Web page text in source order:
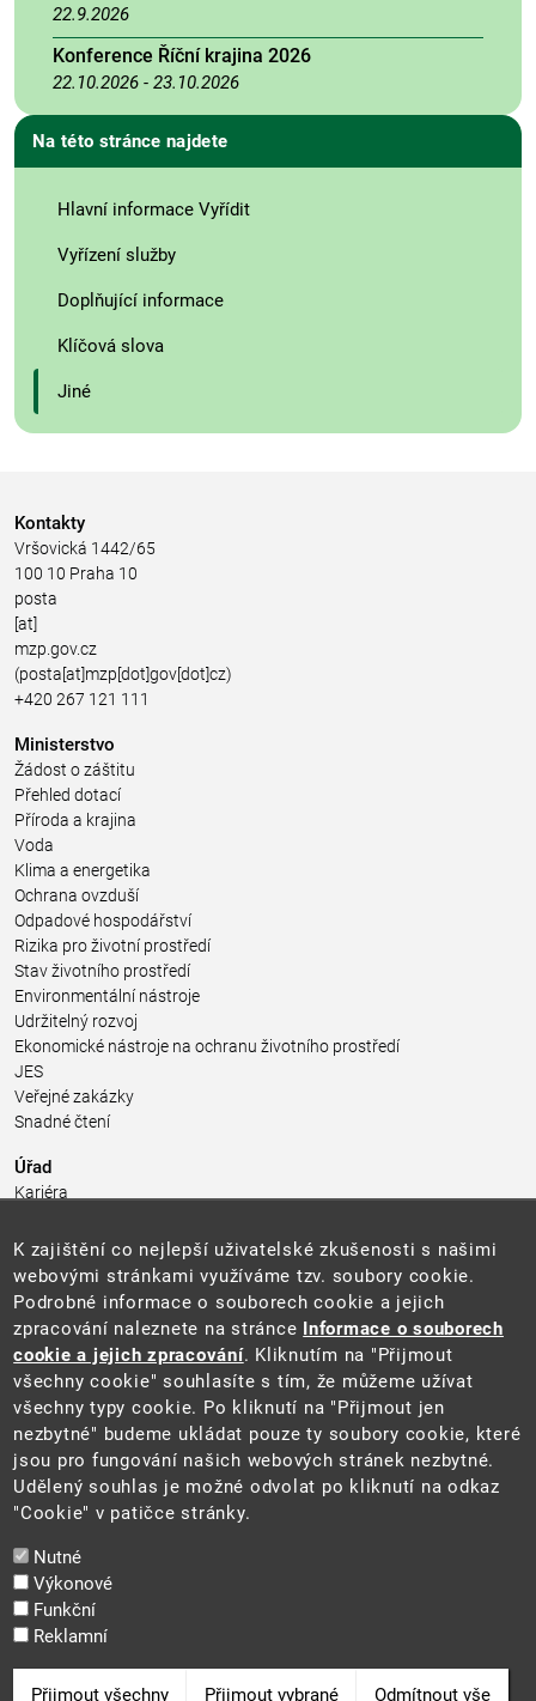
22.9.2026
Konference Říční krajina 2026
22.10.2026 - 23.10.2026
Na této stránce najdete
Hlavní informace Vyřídit
Vyřízení služby
Doplňující informace
Klíčová slova
Jiné
Kontakty
Vršovická 1442/65
100 10 Praha 10
posta
[at]
mzp.gov.cz
(posta[at]mzp[dot]gov[dot]cz)
+420 267 121 111
Ministerstvo
Žádost o záštitu
Přehled dotací
Příroda a krajina
Voda
Klima a energetika
Ochrana ovzduší
Odpadové hospodářství
Rizika pro životní prostředí
Stav životního prostředí
Environmentální nástroje
Udržitelný rozvoj
Ekonomické nástroje na ochranu životního prostředí
JES
Veřejné zakázky
Snadné čtení
Úřad
Kariéra
Pro média a veřejnost
Povinně zveřejňované informace
Kontakty
Přistupnost budovy úřadu MŽP
(PDF, 204 kB)
Web
Aktuality
Ochrana osobních údajů
Prohlášení o přístupnosti
Zásady používání cookies
Mapa webu
K zajištění co nejlepší uživatelské zkušenosti s našimi
webovými stránkami využíváme tzv. soubory cookie.
Podrobné informace o souborech cookie a jejich
zpracování naleznete na stránce Informace o souborech
cookie a jejich zpracování. Kliknutím na "Přijmout
všechny cookie" souhlasíte s tím, že můžeme užívat
všechny typy cookie. Po kliknutí na "Přijmout jen
nezbytné" budeme ukládat pouze ty soubory cookie, které
jsou pro fungování našich webových stránek nezbytné.
Udělený souhlas je možné odvolat po kliknutí na odkaz
"Cookie" v patičce stránky.
Nutné
Výkonové
Funkční
Reklamní
Přijmout všechny Přijmout vybrané Odmítnout vše